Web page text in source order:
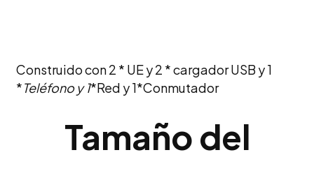
Construido con 2 * UE y 2 * cargador USB y 1
*Teléfono y 1*Red y 1*Conmutador
Tamaño del